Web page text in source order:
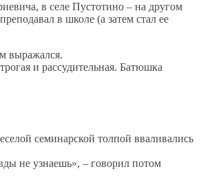
в селе Пустотино – на другом
в школе (а затем стал ее
выражался.
и рассудительная. Батюшка
семинарской толпой вваливались
не узнаешь», – говорил потом